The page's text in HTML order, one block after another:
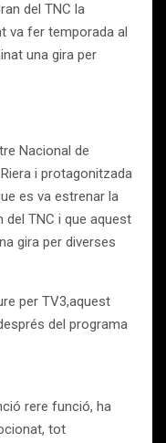
del TNC la
va fer temporada al
una gira per
Nacional de
i protagonitzada
es va estrenar la
del TNC i que aquest
gira per diverses
per TV3,aquest
del programa
rere funció, ha
tot